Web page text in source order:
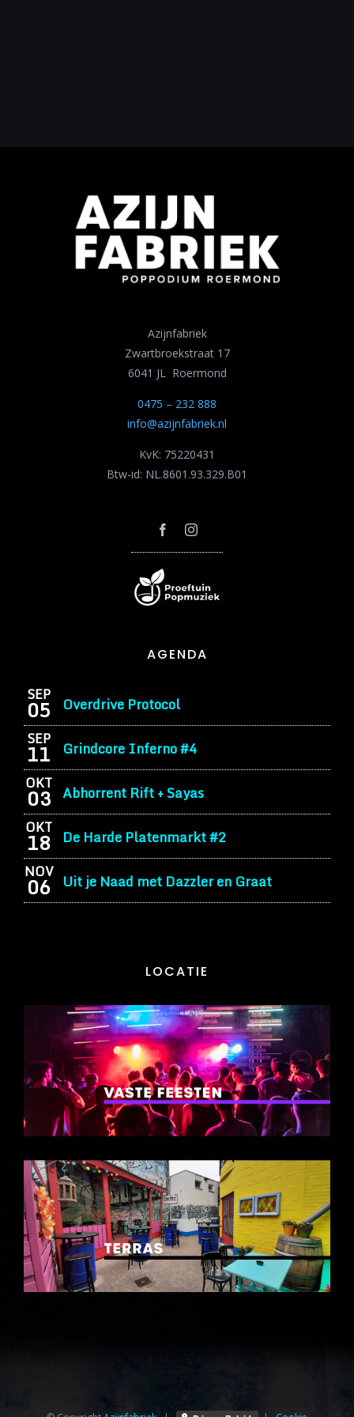
AGENDA
SEP
05 Overdrive Protocol
SEP
11 Grindcore Inferno #4
OKT
03 Abhorrent Rift + Sayas
OKT
18 De Harde Platenmarkt #2
NOV
06 Uit je Naad met Dazzler en Graat
Azijnfabriek
Zwartbroekstraat 17
6041 JL Roermond
0475 – 232 888
info@azijnfabriek.nl
KvK: 75220431
Btw-id: NL.8601.93.329.B01
LOCATIE